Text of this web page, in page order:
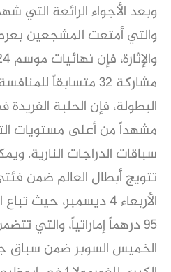
والتي أمتعت المشجعين
مشاركة 32 متسابقاً
البطولة، فإن الحلبة الفريدة
مشهداً من أعلى مستويات
سباقات الدراجات النارية.
الأربعاء 4 ديسمبر، حيث
95 درهماً إماراتياً، والتي
الخميس السوبر ضمن سباق